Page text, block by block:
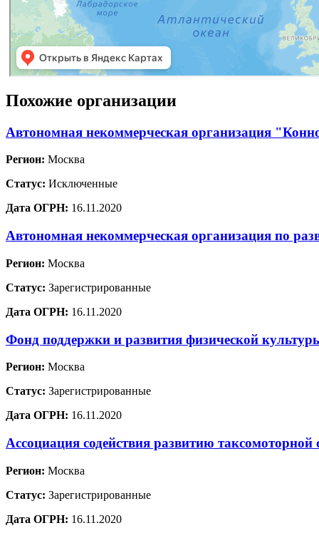
Похожие организации
Автономная некоммерческая организация
Регион: Москва
Статус: Исключенные
Дата ОГРН: 16.11.2020
Автономная некоммерческая организация по
Регион: Москва
Статус: Зарегистрированные
Дата ОГРН: 16.11.2020
Фонд поддержки и развития физической
Регион: Москва
Статус: Зарегистрированные
Дата ОГРН: 16.11.2020
Ассоциация содействия развитию таксомоторной
Регион: Москва
Статус: Зарегистрированные
Дата ОГРН: 16.11.2020